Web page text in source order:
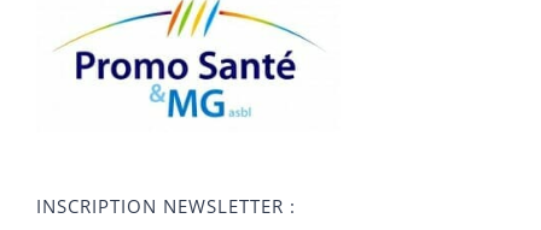
INSCRIPTION NEWSLETTER :